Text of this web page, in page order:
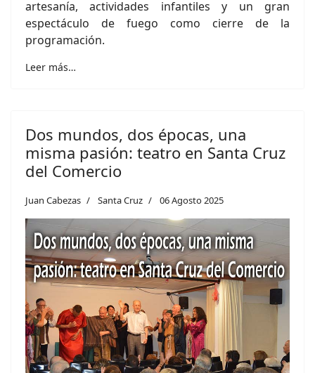
artesanía, actividades infantiles y un gran
espectáculo de fuego como cierre de la
programación.
Leer más…
Dos mundos, dos épocas, una
misma pasión: teatro en Santa Cruz
del Comercio
Juan Cabezas Santa Cruz 06 Agosto 2025